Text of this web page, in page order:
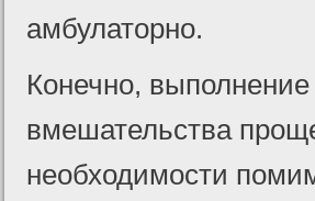
амбулаторно.
Конечно, выполнение
вмешательства
необходимости